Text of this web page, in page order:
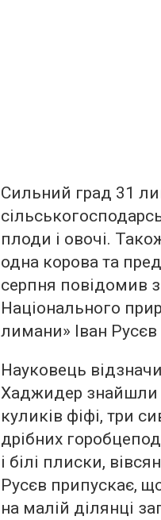
Сильний град 31
плоди і овочі.
одна корова та
серпня повідомив
Національного
лимани» Іван Русєв
Науковець
Хаджидер знайшли
куликів фіфі, три
дрібних
і білі плиски,
Русєв припускає,
на малій ділянці